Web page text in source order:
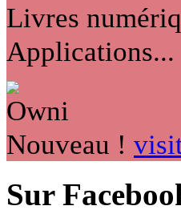
Livres
Applications...
Nouveau !
Sur